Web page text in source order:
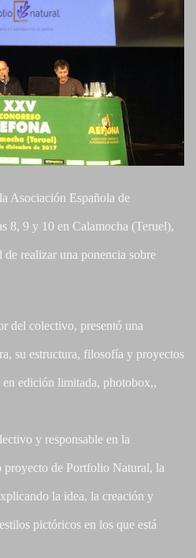
Asociación Española de
8, 9 y 10 en Calamocha (Teruel),
realizar una ponencia sobre
del colectivo, presentó una
su estructura, filosofía y proyectos
en edición limitada, photobox,,
y responsable en la
de Portfolio Natural, la
la idea, la creación y
pictóricos en los que está